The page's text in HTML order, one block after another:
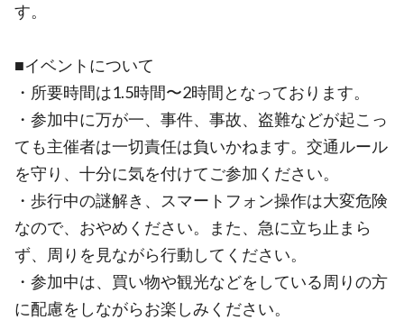
す。
■イベントについて
・所要時間は1.5時間〜2時間となっております。
・参加中に万が一、事件、事故、盗難などが起こっ
ても主催者は一切責任は負いかねます。交通ルール
を守り、十分に気を付けてご参加ください。
・歩行中の謎解き、スマートフォン操作は大変危険
なので、おやめください。また、急に立ち止まら
ず、周りを見ながら行動してください。
・参加中は、買い物や観光などをしている周りの方
に配慮をしながらお楽しみください。